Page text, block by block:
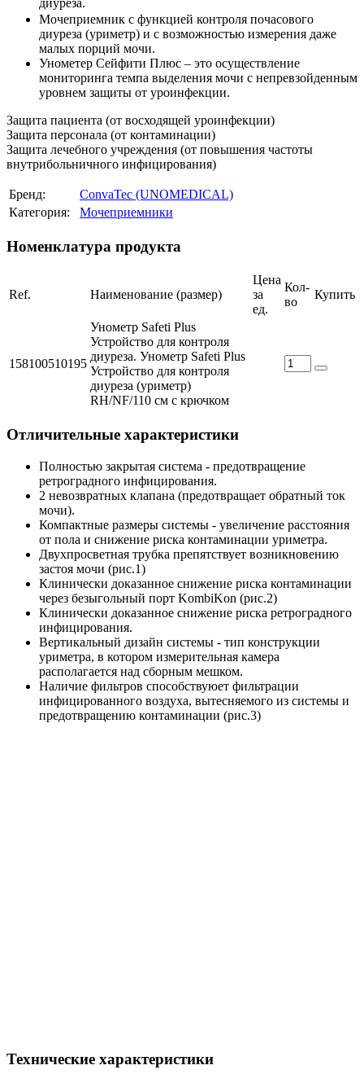
Мочеприемник с функцией контроля почасового
диуреза (уриметр) и с возможностью измерения даже
малых порций мочи.
Унометер Сейфити Плюс – это осуществление
мониторинга темпа выделения мочи с непревзойденным
уровнем защиты от уроинфекции.
Защита пациента (от восходящей уроинфекции)
Защита персонала (от контаминации)
Защита лечебного учреждения (от повышения частоты
внутрибольничного инфицирования)
Бренд:
ConvaTec (UNOMEDICAL)
Категория:
Мочеприемники
Номенклатура продукта
Ref. Наименование (размер)
Цена
за
ед.
Кол-
во
Купить
158100510195
Унометр Safeti Plus
Устройство для контроля
диуреза. Унометр Safeti Plus
Устройство для контроля
диуреза (уриметр)
RH/NF/110 см с крючком
Отличительные характеристики
Полностью закрытая система - предотвращение
ретроградного инфицирования.
2 невозвратных клапана (предотвращает обратный ток
мочи).
Компактные размеры системы - увеличение расстояния
от пола и снижение риска контаминации уриметра.
Двухпросветная трубка препятствует возникновению
застоя мочи (рис.1)
Клинически доказанное снижение риска контаминации
через безыгольный порт KombiKon (рис.2)
Клинически доказанное снижение риска ретроградного
инфицирования.
Вертикальный дизайн системы - тип конструкции
уриметра, в котором измерительная камера
располагается над сборным мешком.
Наличие фильтров способствуюет фильтрации
инфицированного воздуха, вытесняемого из системы и
предотвращению контаминации (рис.3)
Технические характеристики